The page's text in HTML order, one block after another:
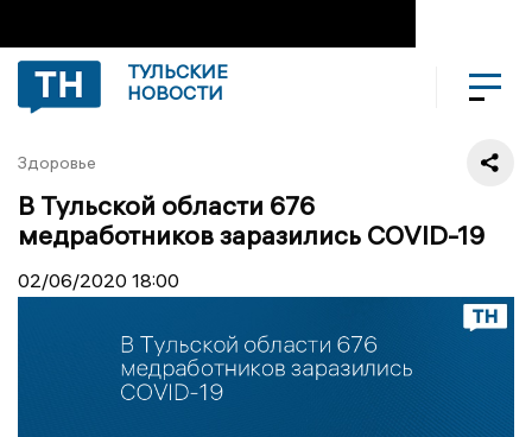
ТУЛЬСКИЕ
НОВОСТИ
Здоровье
В Тульской области 676
медработников заразились COVID-19
02/06/2020 18:00